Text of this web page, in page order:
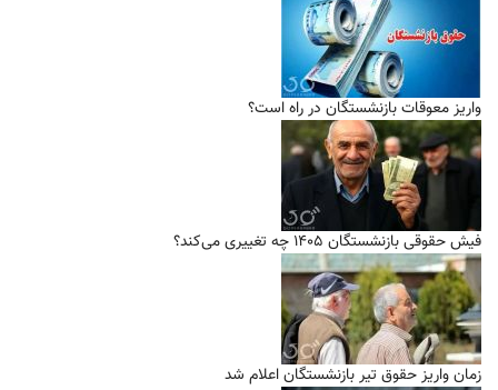
واریز معوقات بازنشستگان در راه است؟
فیش حقوقی بازنشستگان ۱۴۰۵ چه تغییری می‌کند؟
زمان واریز حقوق تیر بازنشستگان اعلام شد